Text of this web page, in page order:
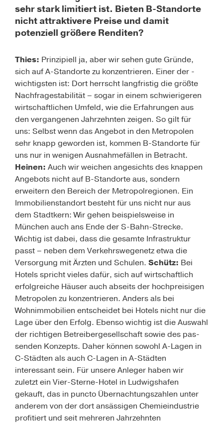
sehr stark limitiert ist. Bieten B-Standorte
nicht attraktivere Preise und damit
potenziell größere Renditen?
Thies: Prinzipiell ja, aber wir sehen gute Gründe,
sich auf A-Standorte zu konzentrieren. Einer der ­
wichtigsten ist: Dort herrscht langfristig die größte
Nachfragestabilität – sogar in einem schwierigeren
wirtschaftlichen Umfeld, wie die Erfahrungen aus
den vergangenen Jahrzehnten zeigen. So gilt für
uns: Selbst wenn das Angebot in den Metropolen
sehr knapp ­geworden ist, kommen B-Standorte für
uns nur in wenigen Ausnahmefällen in Betracht.
Heinen: Auch wir weichen angesichts des knappen
Angebots nicht auf B-Standorte aus, sondern
erweitern den Bereich der Metropolregionen. Ein
Immobilien­standort besteht für uns nicht nur aus
dem Stadtkern: Wir gehen beispielsweise in
München auch ans Ende der S-Bahn-Strecke.
Wichtig ist dabei, dass die gesamte Infrastruktur
passt – neben dem Verkehrswegenetz etwa die
Versorgung mit Ärzten und Schulen. Schütz: Bei
Hotels spricht vieles dafür, sich auf wirtschaftlich
erfolgreiche Häuser auch abseits der hochpreisigen
Metropolen zu konzentrieren. Anders als bei
Wohnimmobilien entscheidet bei Hotels nicht nur die
Lage über den Erfolg. Ebenso wichtig ist die Auswahl
der richtigen Betreibergesellschaft sowie des pas­
senden Konzepts. Daher können sowohl A-Lagen in
C-Städten als auch C-Lagen in A-Städten
interessant sein. Für unsere Anleger haben wir
zuletzt ein Vier-Sterne-Hotel in Ludwigshafen
gekauft, das in puncto Übernachtungszahlen unter
anderem von der dort ansässigen Chemieindustrie
profitiert und seit mehreren Jahrzehnten